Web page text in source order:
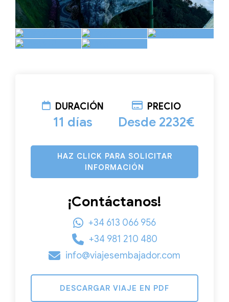
DURACIÓN
11 días
PRECIO
Desde 2232€
HAZ CLICK PARA SOLICITAR
INFORMACIÓN
¡Contáctanos!
+34 613 066 956
+34 981 210 480
info@viajesembajador.com
DESCARGAR VIAJE EN PDF